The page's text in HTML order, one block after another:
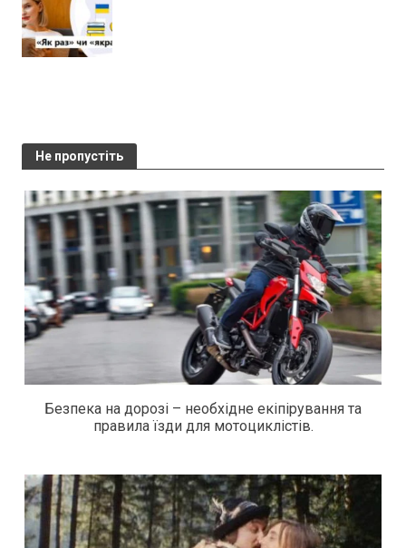
Не пропустіть
Безпека на дорозі – необхідне екіпірування та
правила їзди для мотоциклістів.